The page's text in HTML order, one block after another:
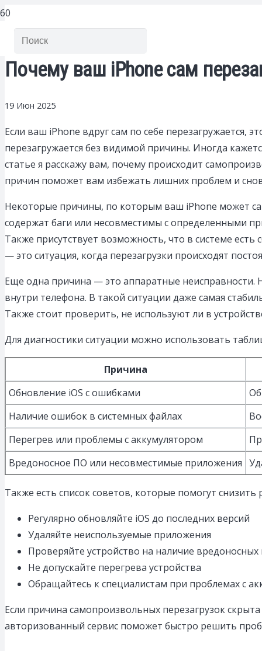
Почему ваш iPhone сам
19 Июн 2025
Если ваш iPhone вдруг сам по себе перезагружается,
перезагружается без видимой причины. Иногда
статье я расскажу вам, почему происходит
причин поможет вам избежать лишних проблем и
Некоторые причины, по которым ваш iPhone может
содержат баги или несовместимы с определенными
Также присутствует возможность, что в системе
— это ситуация, когда перезагрузки происходят
Еще одна причина — это аппаратные неисправности.
внутри телефона. В такой ситуации даже самая
Также стоит проверить, не используют ли в
Для диагностики ситуации можно использовать
Причина
Обновление iOS с ошибками
Наличие ошибок в системных файлах
Перегрев или проблемы с аккумулятором
Вредоносное ПО или несовместимые приложения
Также есть список советов, которые помогут снизить
Регулярно обновляйте iOS до последних версий
Удаляйте неиспользуемые приложения
Проверяйте устройство на наличие
Не допускайте перегрева устройства
Обращайтесь к специалистам при проблемах с
Если причина самопроизвольных перезагрузок
авторизованный сервис поможет быстро решить